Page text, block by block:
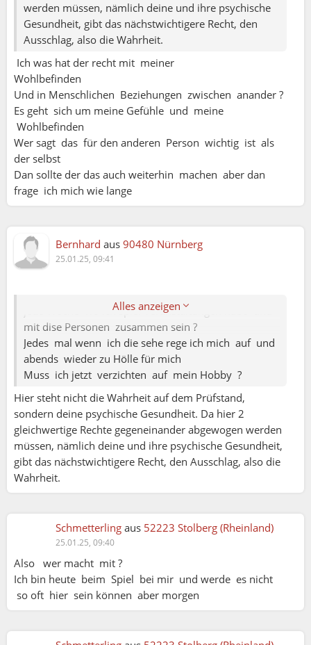
werden müssen, nämlich deine und ihre psychische
Gesundheit, gibt das nächstwichtigere Recht, den
Ausschlag, also die Wahrheit.
Ich was hat der recht mit meiner
Wohlbefinden
Und in Menschlichen Beziehungen zwischen anander ?
Es geht sich um meine Gefühle und meine
Wohlbefinden
Wer sagt das für den anderen Person wichtig ist als
der selbst
Dan sollte der das auch weiterhin machen aber dan
frage ich mich wie lange
Bernhard aus 90480 Nürnberg
25.01.25, 09:41
Alles anzeigen
Schmetterling:
Ich muss es nochmal fragen
Wie kann ich es eine Person deutlicher sagen das
ich die nicht mag und meine zeit mir kostbar ist ?
jede Woche wo ich spiel Veranstaltungen habe und
mit dise Personen zusammen sein ?
Jedes mal wenn ich die sehe rege ich mich auf und
abends wieder zu Hölle für mich
Muss ich jetzt verzichten auf mein Hobby ?
Hier steht nicht die Wahrheit auf dem Prüfstand,
sondern deine psychische Gesundheit. Da hier 2
gleichwertige Rechte gegeneinander abgewogen werden
müssen, nämlich deine und ihre psychische Gesundheit,
gibt das nächstwichtigere Recht, den Ausschlag, also die
Wahrheit.
Schmetterling aus 52223 Stolberg (Rheinland)
25.01.25, 09:40
Also wer macht mit ?
Ich bin heute beim Spiel bei mir und werde es nicht
so oft hier sein können aber morgen
(so hier z. B. Matthias aus 44225 Dortmund am
24.01. 10:48 )
Wer (1) und (2) gleichzeitig behauptet, zeigt, daß
er daß er sich die Wahrheit immer so
zurechtbiegt, wie er es für richtig hält.
Wieso?
Nun, es gibt keinen Menschen, der nicht schon
mal die eine oder andere Ordnungswidrigkeit
oder gar schlimmer begangen hat (bei dunkelgelb
offiziellen Überweg benutzt, gehörtes Negatives
über andere Personen ungeprüft weitererzählt
hat, oder, oder, oder). Aber ich glaube kaum, daß
gegen (2) verstoßen und damit nach eigener
Aussage gelogen.
B) Das zweite, was ich nicht verstehe ist, wie kann
jemand der folgenden Meinung sein:
»Wahrheit ist wichtig, auch wenn man damit den
anderen verletzt. Da muss man im Leben durch.«
(Sarah aus 52349 Düren am 24.01. 07:28)
Selbst diejenigen, die hier für bedingungslose
Ehrlichkeit plädieren, geben zu, daß Wahrheit
Wenn ich also erkenne, daß eine meiner ehrlichen
Äußerungen einen anderen Menschen verletzen
können/werden, ist doch die Frage, was ist ein
höheres Gut:
I) das Recht auf bedingungsloser Ehrlichkeit